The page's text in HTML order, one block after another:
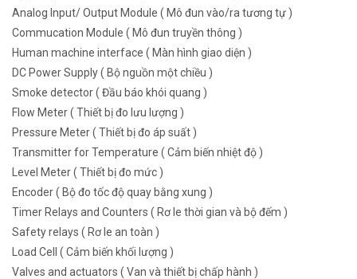
Analog Input/ Output Module ( Mô đun vào/ra tương tự )
Commucation Module ( Mô đun truyền thông )
Human machine interface ( Màn hình giao diện )
DC Power Supply ( Bộ nguồn một chiều )
Smoke detector ( Đầu báo khói quang )
Flow Meter ( Thiết bị đo lưu lượng )
Pressure Meter ( Thiết bị đo áp suất )
Transmitter for Temperature ( Cảm biến nhiệt độ )
Level Meter ( Thiết bị đo mức )
Encoder ( Bộ đo tốc độ quay bằng xung )
Timer Relays and Counters ( Rơ le thời gian và bộ đếm )
Safety relays ( Rơ le an toàn )
Load Cell ( Cảm biến khối lượng )
Valves and actuators ( Van và thiết bị chấp hành )